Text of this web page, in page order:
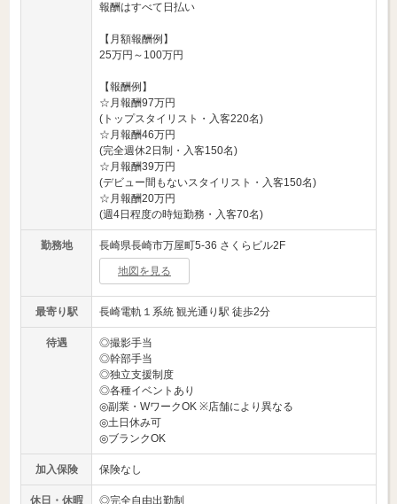
報酬はすべて日払い
【月額報酬例】
25万円～100万円
【報酬例】
☆月報酬97万円
(トップスタイリスト・入客220名)
☆月報酬46万円
(完全週休2日制・入客150名)
☆月報酬39万円
(デビュー間もないスタイリスト・入客150名)
☆月報酬20万円
(週4日程度の時短勤務・入客70名)
勤務地 長崎県長崎市万屋町5-36 さくらビル2F
地図を見る
最寄り駅 長崎電軌１系統 観光通り駅 徒歩2分
待遇
◎撮影手当
◎幹部手当
◎独立支援制度
◎各種イベントあり
◎副業・WワークOK ※店舗により異なる
◎土日休み可
◎ブランクOK
加入保険 保険なし
休日・休暇 ◎完全自由出勤制